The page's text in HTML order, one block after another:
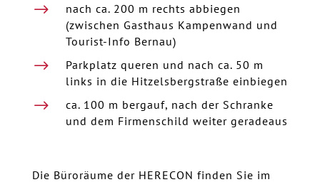
$
nach ca. 200 m rechts abbiegen
(zwischen Gasthaus Kampenwand und
Tourist-Info Bernau)
$
Parkplatz queren und nach ca. 50 m
links in die Hitzelsbergstraße einbiegen
$
ca. 100 m bergauf, nach der Schranke
und dem Firmenschild weiter geradeaus
Die Büroräume der HERECON finden Sie im